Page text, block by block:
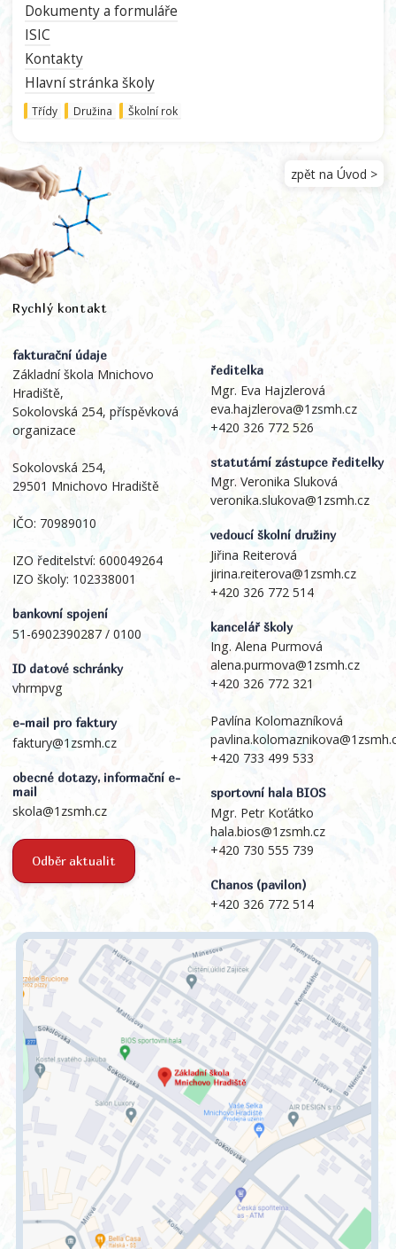
Dokumenty a formuláře
ISIC
Kontakty
Hlavní stránka školy
Třídy Družina Školní rok
zpět na Úvod >
Rychlý kontakt
fakturační údaje
Základní škola Mnichovo
Hradiště,
Sokolovská 254, příspěvková
organizace
Sokolovská 254,
29501 Mnichovo Hradiště
IČO: 70989010
IZO ředitelství: 600049264
IZO školy: 102338001
bankovní spojení
51-6902390287 / 0100
ID datové schránky
vhrmpvg
e-mail pro faktury
faktury@1zsmh.cz
obecné dotazy, informační e-
mail
skola@1zsmh.cz
Odběr aktualit
ředitelka
Mgr. Eva Hajzlerová
eva.hajzlerova@1zsmh.cz
+420 326 772 526
statutární zástupce ředitelky
Mgr. Veronika Sluková
veronika.slukova@1zsmh.cz
vedoucí školní družiny
Jiřina Reiterová
jirina.reiterova@1zsmh.cz
+420 326 772 514
kancelář školy
Ing. Alena Purmová
alena.purmova@1zsmh.cz
+420 326 772 321
Pavlína Kolomazníková
+420 733 499 533
sportovní hala BIOS
Mgr. Petr Koťátko
hala.bios@1zsmh.cz
+420 730 555 739
Chanos (pavilon)
+420 326 772 514